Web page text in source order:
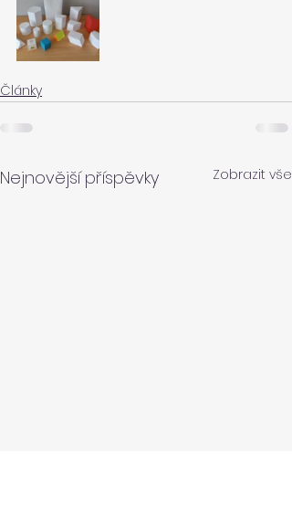
Články
Nejnovější příspěvky Zobrazit vše